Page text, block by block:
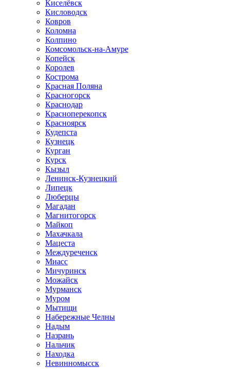
Киселёвск
Кисловодск
Ковров
Коломна
Колпино
Комсомольск-на-Амуре
Копейск
Королев
Кострома
Красная Поляна
Красногорск
Краснодар
Красноперекопск
Красноярск
Кудепста
Кузнецк
Курган
Курск
Кызыл
Ленинск-Кузнецкий
Липецк
Люберцы
Магадан
Магнитогорск
Майкоп
Махачкала
Мацеста
Междуреченск
Миасс
Мичуринск
Можайск
Мурманск
Муром
Мытищи
Набережные Челны
Надым
Назрань
Нальчик
Находка
Невинномысск